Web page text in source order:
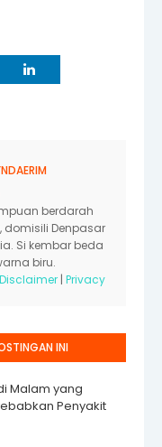
berdarah
domisili Denpasar
Si kembar beda
biru.
Disclaimer | Privacy
INI
Malam yang
Penyakit